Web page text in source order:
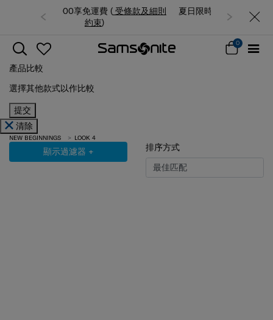
夏日限時優惠: 精選行李箱低至6折
受條款及細則
0
產品比較
選擇其他款式以作比較
提交
清除
NEW BEGINNINGS LOOK 4
顯示過濾器 + 排序方式